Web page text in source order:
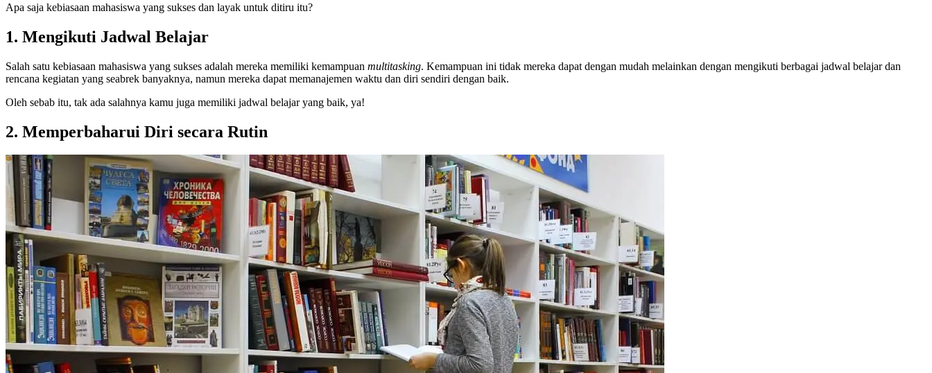
Apa saja kebiasaan mahasiswa yang sukses dan layak untuk ditiru itu?
1. Mengikuti Jadwal Belajar
Salah satu kebiasaan mahasiswa yang sukses adalah mereka memiliki kemampuan multitasking. Kemampuan ini tidak mereka dapat dengan mudah melainkan dengan mengikuti berbagai jadwal belajar dan
rencana kegiatan yang seabrek banyaknya, namun mereka dapat memanajemen waktu dan diri sendiri dengan baik.
Oleh sebab itu, tak ada salahnya kamu juga memiliki jadwal belajar yang baik, ya!
2. Memperbaharui Diri secara Rutin